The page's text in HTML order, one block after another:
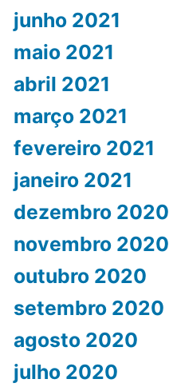
junho 2021
maio 2021
abril 2021
março 2021
fevereiro 2021
janeiro 2021
dezembro 2020
novembro 2020
outubro 2020
setembro 2020
agosto 2020
julho 2020